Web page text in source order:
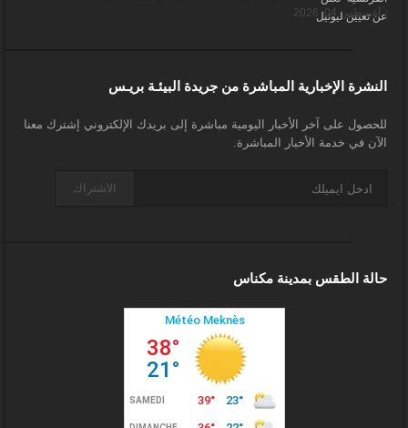
أغسطس 04, 2026
النشرة الإخبارية المباشرة من جريدة البيئـة بريـس
للحصول على آخر الأخبار اليومية مباشرة إلى بريدك الإلكتروني إشترك معنا
الآن في خدمة الأخبار المباشرة.
الاشتراك
حالة الطقس بمدينة مكناس